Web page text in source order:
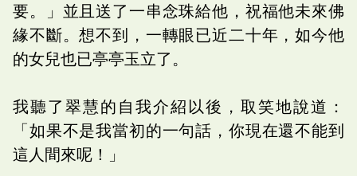
要。」並且送了一串念珠給他，祝福他未來佛
緣不斷。想不到，一轉眼已近二十年，如今他
的女兒也已亭亭玉立了。
我聽了翠慧的自我介紹以後，取笑地說道：
「如果不是我當初的一句話，你現在還不能到
這人間來呢！」